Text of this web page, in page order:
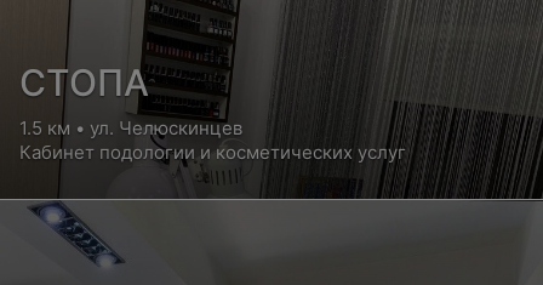
СТОПА
1.5 км • ул. Челюскинцев
Кабинет подологии и косметических услуг